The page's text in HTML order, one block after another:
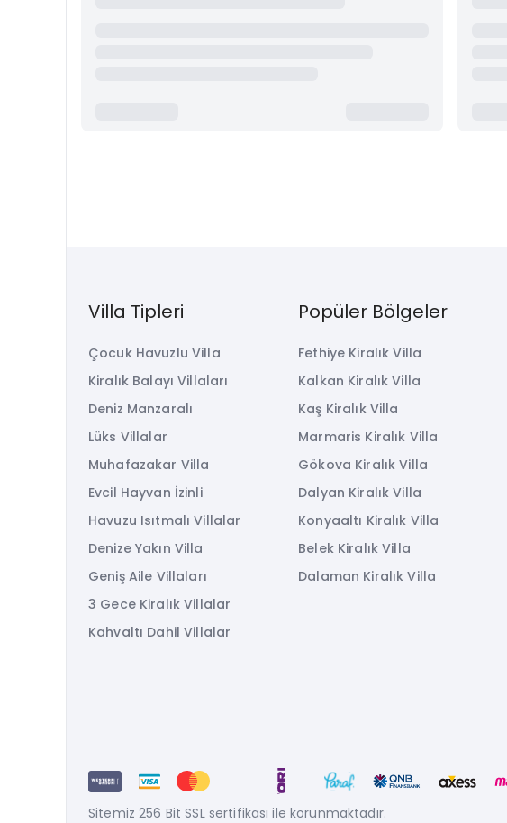
Villa Tipleri
Çocuk Havuzlu Villa
Kiralık Balayı Villaları
Deniz Manzaralı
Lüks Villalar
Muhafazakar Villa
Evcil Hayvan İzinli
Havuzu Isıtmalı Villalar
Denize Yakın Villa
Geniş Aile Villaları
3 Gece Kiralık Villalar
Kahvaltı Dahil Villalar
Popüler Bölgeler
Fethiye Kiralık Villa
Kalkan Kiralık Villa
Kaş Kiralık Villa
Marmaris Kiralık Villa
Gökova Kiralık Villa
Dalyan Kiralık Villa
Konyaaltı Kiralık Villa
Belek Kiralık Villa
Dalaman Kiralık Villa
Sitemiz 256 Bit SSL sertifikası ile korunmaktadır.